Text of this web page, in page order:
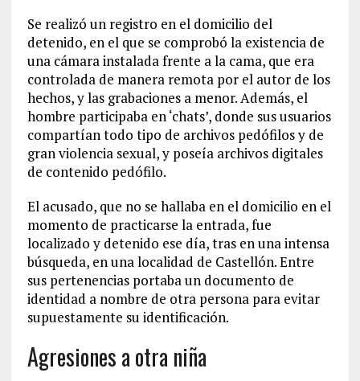
Se realizó un registro en el domicilio del
detenido, en el que se comprobó la existencia de
una cámara instalada frente a la cama, que era
controlada de manera remota por el autor de los
hechos, y las grabaciones a menor. Además, el
hombre participaba en ‘chats’, donde sus usuarios
compartían todo tipo de archivos pedófilos y de
gran violencia sexual, y poseía archivos digitales
de contenido pedófilo.
El acusado, que no se hallaba en el domicilio en el
momento de practicarse la entrada, fue
localizado y detenido ese día, tras en una intensa
búsqueda, en una localidad de Castellón. Entre
sus pertenencias portaba un documento de
identidad a nombre de otra persona para evitar
supuestamente su identificación.
Agresiones a otra niña